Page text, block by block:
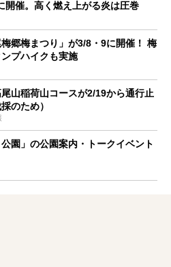
開催。高く燃え上がる炎は圧巻
郷梅まつり」が3/8・9に開催！ 梅
プハイクも実施
尾山稲荷山コースが2/19から通行止
のため）
公園」の公園案内・トークイベント